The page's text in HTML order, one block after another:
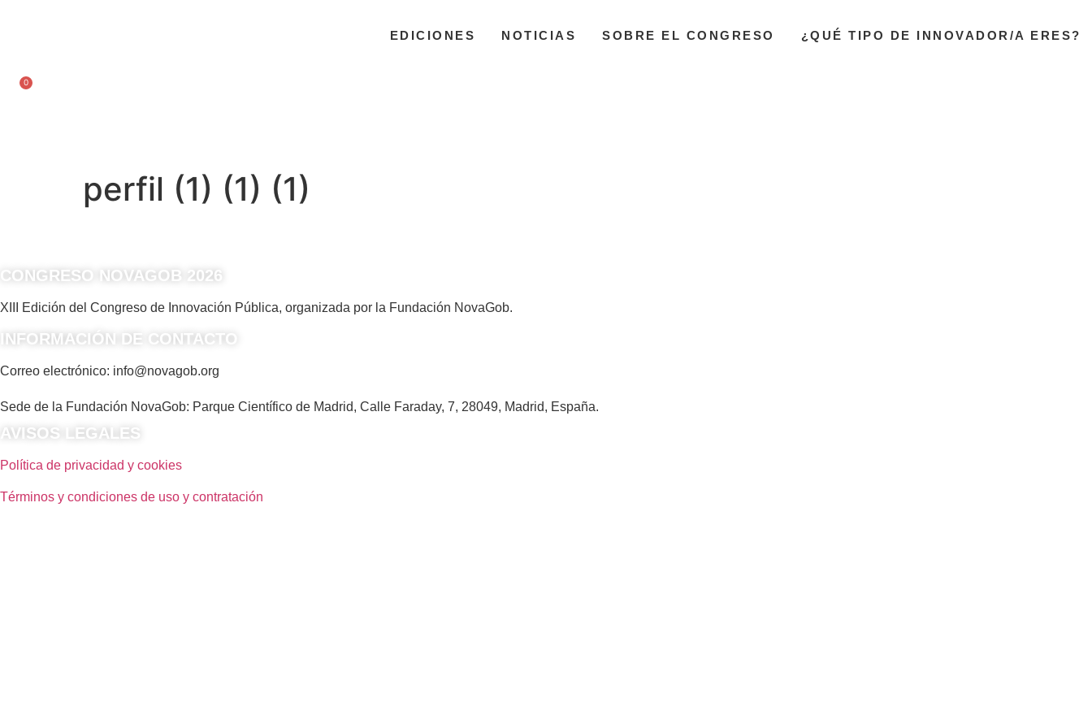
EDICIONES NOTICIAS SOBRE EL CONGRESO ¿QUÉ TIPO DE INNOVADOR/A ERES?
0
perfil (1) (1) (1)
CONGRESO NOVAGOB 2026
XIII Edición del Congreso de Innovación Pública, organizada por la Fundación NovaGob.
INFORMACIÓN DE CONTACTO
Correo electrónico: info@novagob.org
Sede de la Fundación NovaGob: Parque Científico de Madrid, Calle Faraday, 7, 28049, Madrid, España.
AVISOS LEGALES
Política de privacidad y cookies
Términos y condiciones de uso y contratación